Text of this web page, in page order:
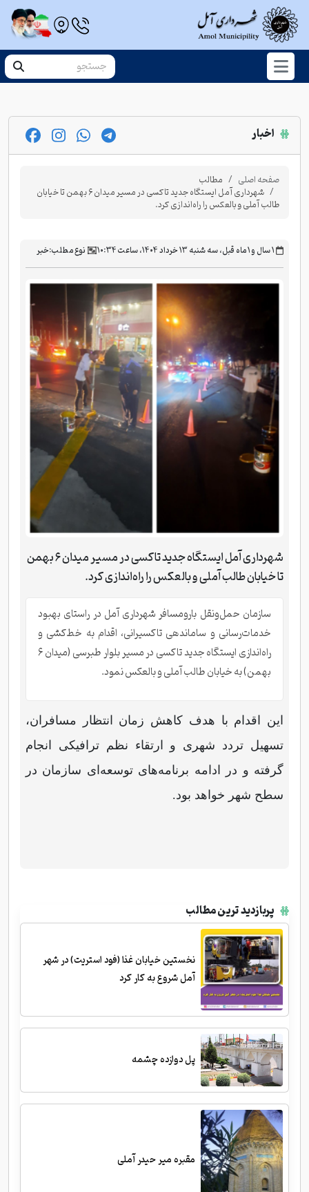
اخبار
صفحه اصلی مطالب
شهرداری آمل ایستگاه جدید تاکسی در مسیر میدان ۶ بهمن تا خیابان
طالب آملی و بالعکس را راه‌اندازی کرد.
‫۱ سال و ۱ ماه قبل، سه شنبه ۱۳ خرداد ۱۴۰۴، ساعت ۱۰:۳۴ نوع مطلب:خبر
شهرداری آمل ایستگاه جدید تاکسی در مسیر میدان ۶ بهمن
تا خیابان طالب آملی و بالعکس را راه‌اندازی کرد.
سازمان حمل‌ونقل بارومسافر شهرداری آمل در راستای بهبود
خدمات‌رسانی و ساماندهی تاکسیرانی، اقدام به خط‌کشی و
راه‌اندازی ایستگاه جدید تاکسی در مسیر بلوار طبرسی (میدان ۶
بهمن) به خیابان طالب آملی و بالعکس نمود.
این اقدام با هدف کاهش زمان انتظار مسافران،
تسهیل تردد شهری و ارتقاء نظم ترافیکی انجام
گرفته و در ادامه برنامه‌های توسعه‌ای سازمان در
سطح شهر خواهد بود.
پربازدید ترین مطالب
نخستین خیابان غذا (فود استریت) در شهر
آمل شروع به کار کرد
پل دوازده چشمه
مقبره میر حیدر آملی